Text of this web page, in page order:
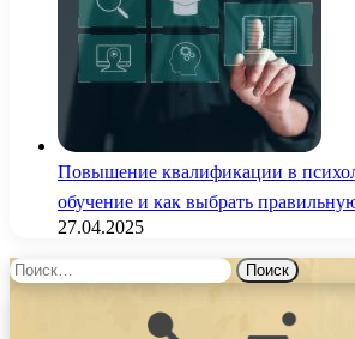
Повышение квалификации в
обучение и как выбрать
27.04.2025
Найти: